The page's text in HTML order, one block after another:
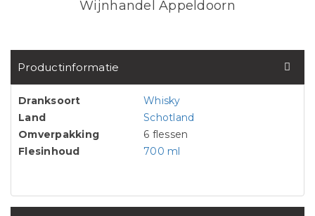
Wijnhandel Appeldoorn
Productinformatie
Dranksoort
Whisky
Land
Schotland
Omverpakking
6 flessen
Flesinhoud
700 ml